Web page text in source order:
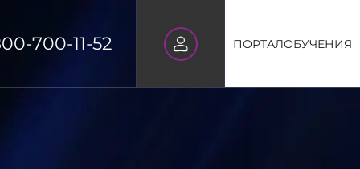
700-11-52 ПОРТАЛОБУЧЕНИЯ